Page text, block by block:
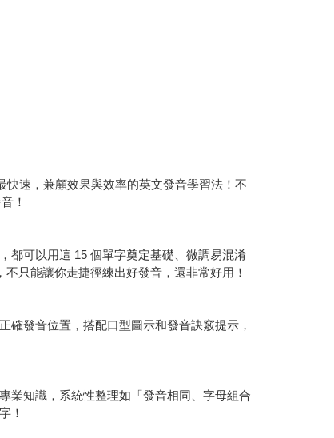
速，兼顧效果與效率的英文發音學習法！不
！
都可以用這 15 個單字奠定基礎、微調易混淆
只能讓你走捷徑練出好發音，還非常好用！
發音位置，搭配口型圖示和發音訣竅提示，
業知識，系統性整理如「發音相同、字母組合
！